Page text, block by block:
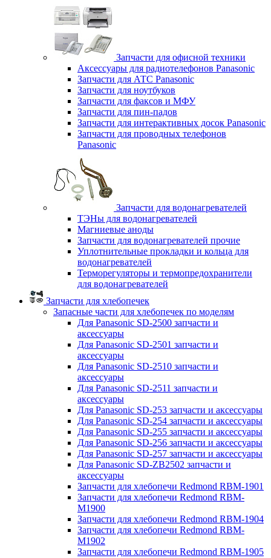
Запчасти для офисной техники
Аксессуары для радиотелефонов Panasonic
Запчасти для АТС Panasonic
Запчасти для ноутбуков
Запчасти для факсов и МФУ
Запчасти для пин-падов
Запчасти для интерактивных досок Panasonic
Запчасти для проводных телефонов
Panasonic
Запчасти для водонагревателей
ТЭНы для водонагревателей
Магниевые аноды
Запчасти для водонагревателей прочие
Уплотнительные прокладки и кольца для
водонагревателей
Терморегуляторы и термопредохранители
для водонагревателей
Запчасти для хлебопечек
Запасные части для хлебопечек по моделям
Для Panasonic SD-2500 запчасти и
аксессуары
Для Panasonic SD-2501 запчасти и
аксессуары
Для Panasonic SD-2510 запчасти и
аксессуары
Для Panasonic SD-2511 запчасти и
аксессуары
Для Panasonic SD-253 запчасти и аксессуары
Для Panasonic SD-254 запчасти и аксессуары
Для Panasonic SD-255 запчасти и аксессуары
Для Panasonic SD-256 запчасти и аксессуары
Для Panasonic SD-257 запчасти и аксессуары
Для Panasonic SD-ZB2502 запчасти и
аксессуары
Запчасти для хлебопечи Redmond RBM-1901
Запчасти для хлебопечи Redmond RBM-
M1900
Запчасти для хлебопечи Redmond RBM-1904
Запчасти для хлебопечи Redmond RBM-
M1902
Запчасти для хлебопечи Redmond RBM-1905